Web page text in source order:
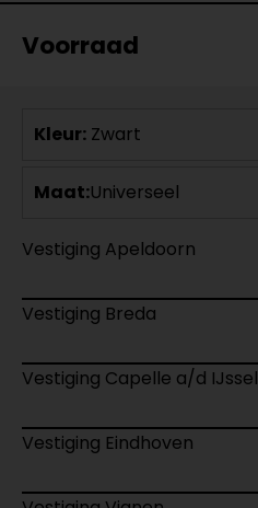
Voorraad
Kleur: Zwart
Maat:Universeel
Vestiging Apeldoorn
Vestiging Breda
Vestiging Capelle a/d IJssel
Vestiging Eindhoven